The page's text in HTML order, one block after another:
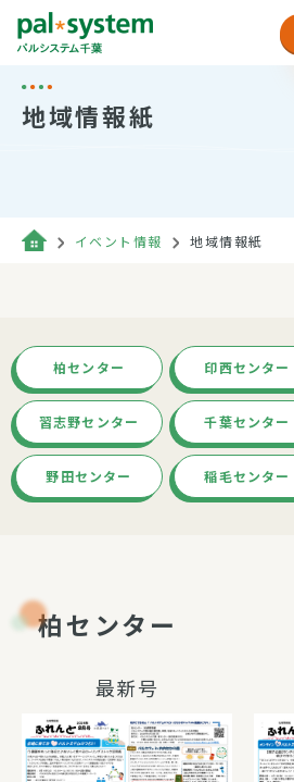
地域情報紙
イベント情報 地域情報紙
柏センター 印西センター
習志野センター 千葉センター
野田センター 稲毛センター
柏センター
最新号